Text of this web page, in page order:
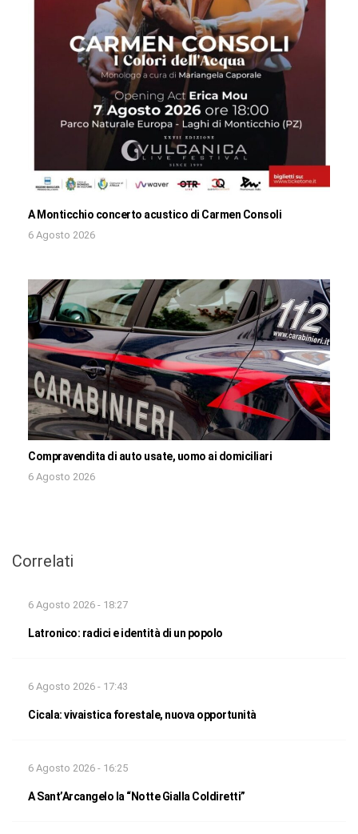
A Monticchio concerto acustico di Carmen Consoli
6 Agosto 2026
Compravendita di auto usate, uomo ai domiciliari
6 Agosto 2026
Correlati
6 Agosto 2026 - 18:27
Latronico: radici e identità di un popolo
6 Agosto 2026 - 17:43
Cicala: vivaistica forestale, nuova opportunità
6 Agosto 2026 - 16:25
A Sant’Arcangelo la “Notte Gialla Coldiretti”